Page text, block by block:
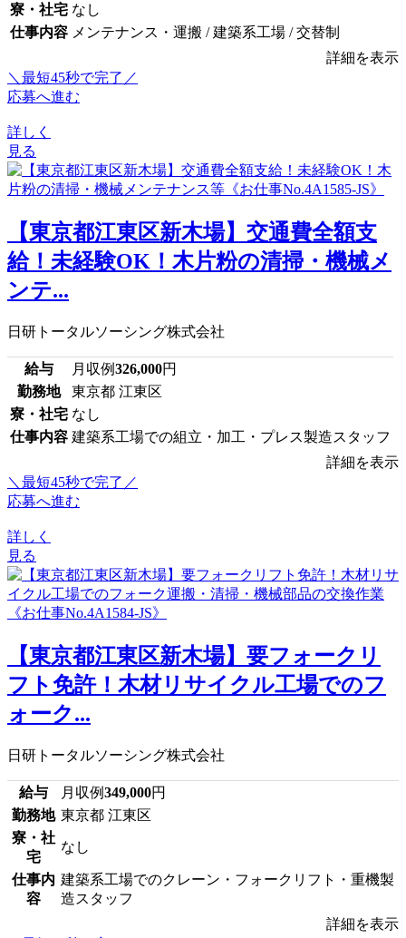
寮・社宅 なし
仕事内容 メンテナンス・運搬 / 建築系工場 / 交替制
詳細を表示
＼最短45秒で完了／
応募へ進む
詳しく
見る
【東京都江東区新木場】交通費全額支
給！未経験OK！木片粉の清掃・機械メ
ンテ...
日研トータルソーシング株式会社
給与 月収例326,000円
勤務地
東京都 江東区
寮・社宅 なし
仕事内容 建築系工場での組立・加工・プレス製造スタッフ
詳細を表示
＼最短45秒で完了／
応募へ進む
詳しく
見る
【東京都江東区新木場】要フォークリ
フト免許！木材リサイクル工場でのフ
ォーク...
日研トータルソーシング株式会社
給与 月収例349,000円
勤務地 東京都 江東区
寮・社
宅
なし
仕事内
容
建築系工場でのクレーン・フォークリフト・重機製
造スタッフ
詳細を表示